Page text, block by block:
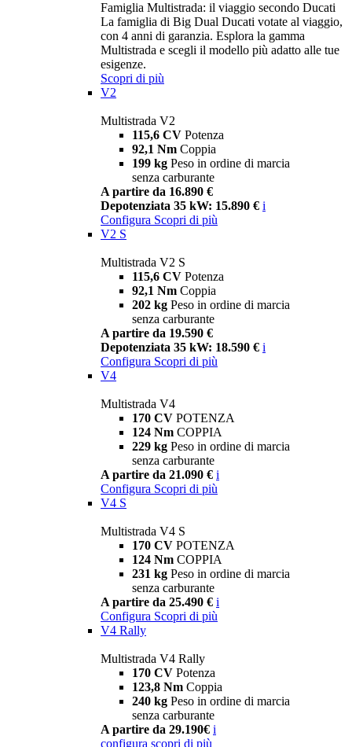
Famiglia Multistrada: il viaggio secondo Ducati
La famiglia di Big Dual Ducati votate al viaggio,
con 4 anni di garanzia. Esplora la gamma
Multistrada e scegli il modello più adatto alle tue
esigenze.
Scopri di più
V2
Multistrada V2
115,6 CV Potenza
92,1 Nm Coppia
199 kg Peso in ordine di marcia
senza carburante
A partire da 16.890 €
Depotenziata 35 kW: 15.890 € i
Configura Scopri di più
V2 S
Multistrada V2 S
115,6 CV Potenza
92,1 Nm Coppia
202 kg Peso in ordine di marcia
senza carburante
A partire da 19.590 €
Depotenziata 35 kW: 18.590 € i
Configura Scopri di più
V4
Multistrada V4
170 CV POTENZA
124 Nm COPPIA
229 kg Peso in ordine di marcia
senza carburante
A partire da 21.090 € i
Configura Scopri di più
V4 S
Multistrada V4 S
170 CV POTENZA
124 Nm COPPIA
231 kg Peso in ordine di marcia
senza carburante
A partire da 25.490 € i
Configura Scopri di più
V4 Rally
Multistrada V4 Rally
170 CV Potenza
123,8 Nm Coppia
240 kg Peso in ordine di marcia
senza carburante
A partire da 29.190€ i
configura scopri di più